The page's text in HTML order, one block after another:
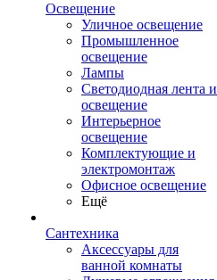
Освещение
Уличное освещение
Промышленное
освещение
Лампы
Светодиодная лента и
освещение
Интерьерное
освещение
Комплектующие и
электромонтаж
Офисное освещение
Ещё
Сантехника
Аксессуары для
ванной комнаты